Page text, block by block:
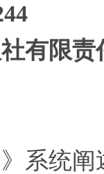
有限责
》系统